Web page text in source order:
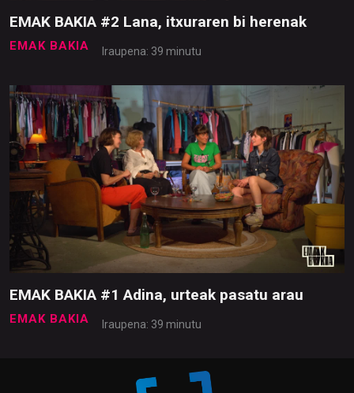
EMAK BAKIA #2 Lana, itxuraren bi herenak
EMAK BAKIA Iraupena: 39 minutu
EMAK BAKIA #1 Adina, urteak pasatu arau
EMAK BAKIA Iraupena: 39 minutu